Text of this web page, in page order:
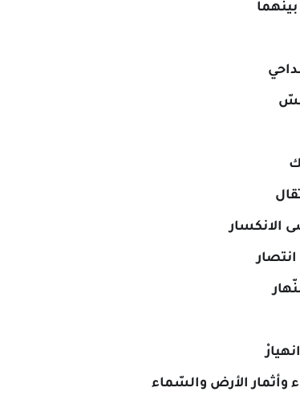
الانكسار
وأثمار الأرض والسّماء